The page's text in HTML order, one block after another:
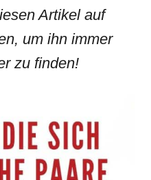
Artikel auf
um ihn immer
zu finden!